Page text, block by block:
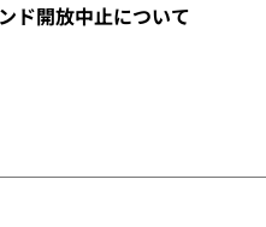
ド開放中止について